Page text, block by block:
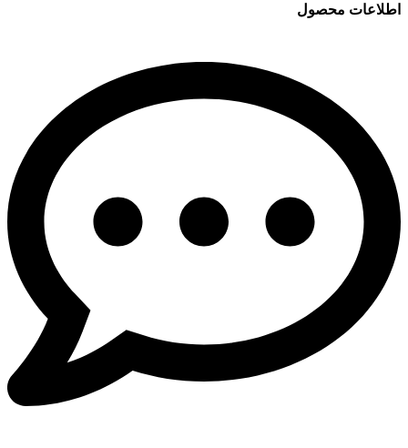
اطلاعات محصول